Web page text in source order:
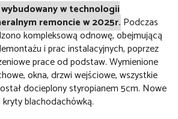
w technologii
remoncie w 2025r. Podczas
kompleksową odnowę, obejmującą
i prac instalacyjnych, poprzez
prace od podstaw. Wymienione
okna, drzwi wejściowe, wszystkie
docieplony styropianem 5cm. Nowe
blachodachówką.